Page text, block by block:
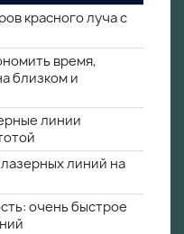
красного луча с
время,
близком и
линии
линий на
очень быстрое